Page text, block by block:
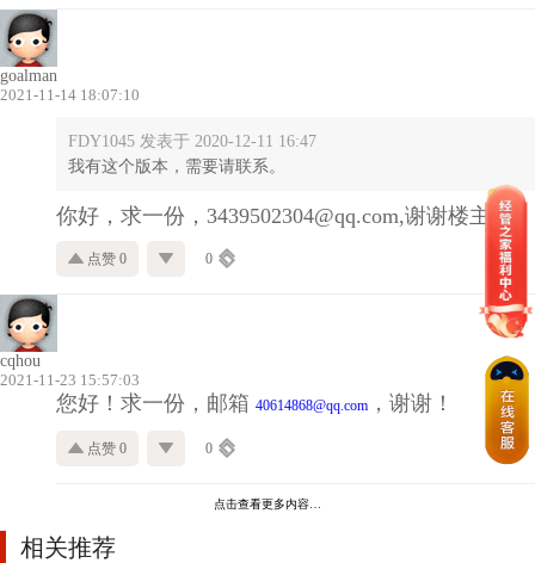
goalman
2021-11-14 18:07:10
FDY1045 发表于 2020-12-11 16:47
我有这个版本，需要请联系。
你好，求一份，3439502304@qq.com,谢谢楼主
点赞 0 0
cqhou
2021-11-23 15:57:03
您好！求一份，邮箱 40614868@qq.com ，谢谢！
点赞 0 0
点击查看更多内容…
相关推荐